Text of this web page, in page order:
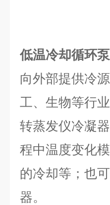
低温冷却循环泵
向外部提供冷
工、生物等行
转蒸发仪冷凝
程中温度变化
的冷却等；也
器。